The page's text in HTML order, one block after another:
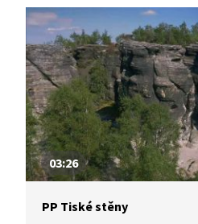
03:26
PP Tiské stěny